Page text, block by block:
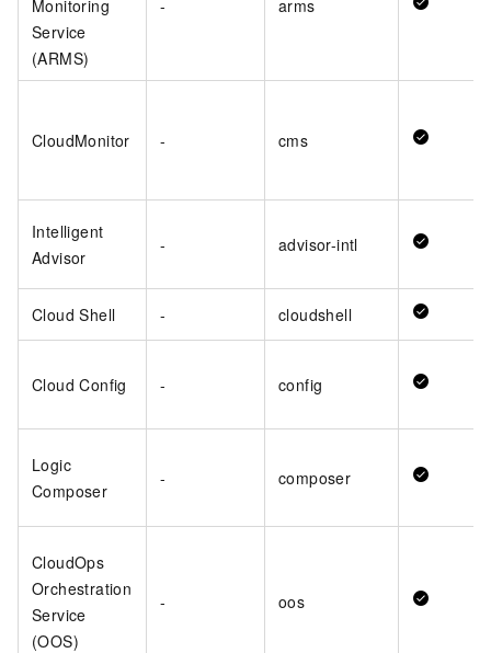
Monitoring
Service
(ARMS)
- arms
CloudMonitor - cms
Intelligent
Advisor
- advisor-intl
Cloud Shell - cloudshell
Cloud Config - config
Logic
Composer
- composer
CloudOps
Orchestration
Service
(OOS)
- oos